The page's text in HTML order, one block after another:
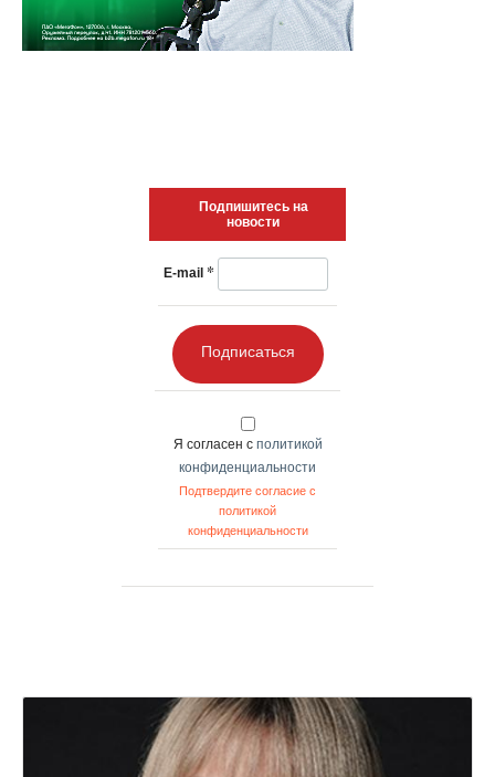
Подпишитесь на
новости
E-mail *
Подписаться
Я согласен с политикой
конфиденциальности
Подтвердите согласие с
политикой
конфиденциальности